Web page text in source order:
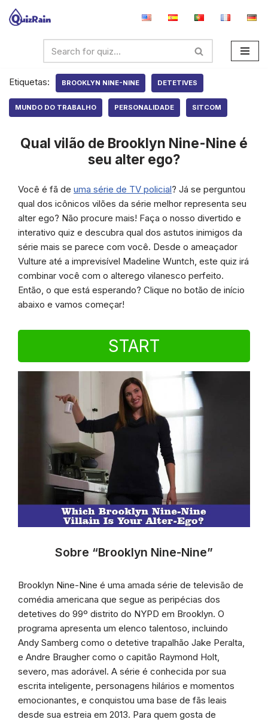
Etiquetas: BROOKLYN NINE-NINE DETETIVES
MUNDO DO TRABALHO PERSONALIDADE SITCOM
Qual vilão de Brooklyn Nine-Nine é
seu alter ego?
Você é fã de uma série de TV policial? Já se perguntou
qual dos icônicos vilões da série melhor representa seu
alter ego? Não procure mais! Faça o nosso divertido e
interativo quiz e descubra qual dos astutos inimigos da
série mais se parece com você. Desde o ameaçador
Vulture até a imprevisível Madeline Wuntch, este quiz irá
combinar você com o alterego vilanesco perfeito.
Então, o que está esperando? Clique no botão de início
abaixo e vamos começar!
START
Sobre “Brooklyn Nine-Nine”
Brooklyn Nine-Nine é uma amada série de televisão de
comédia americana que segue as peripécias dos
detetives do 99º distrito do NYPD em Brooklyn. O
programa apresenta um elenco talentoso, incluindo
Andy Samberg como o detetive trapalhão Jake Peralta,
e Andre Braugher como o capitão Raymond Holt,
severo, mas adorável. A série é conhecida por sua
escrita inteligente, personagens hilários e momentos
emocionantes, e conquistou uma base de fãs leais
desde sua estreia em 2013. Para quem gosta de